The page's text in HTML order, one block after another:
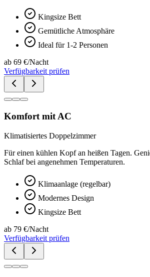
Kingsize Bett
Gemütliche Atmosphäre
Ideal für 1-2 Personen
ab 69 €/Nacht
Verfügbarkeit prüfen
Komfort mit AC
Klimatisiertes Doppelzimmer
Für einen kühlen Kopf an heißen Tagen.
Schlaf bei angenehmen Temperaturen.
Klimaanlage (regelbar)
Modernes Design
Kingsize Bett
ab 79 €/Nacht
Verfügbarkeit prüfen